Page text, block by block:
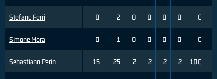
Stefano Ferri
Simone Mora
Sebastiano Perin
0 2 0 0 0 0 0
0 1 0 0 0 0 0
15 25 2 2 2 2 100